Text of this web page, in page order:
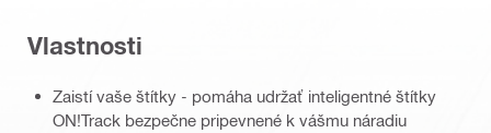
Vlastnosti
Zaistí vaše štítky - pomáha udržať inteligentné štítky
ON!Track bezpečne pripevnené k vášmu náradiu